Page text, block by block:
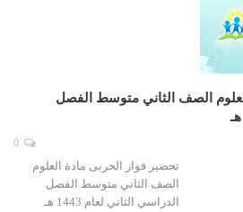
الصف الثاني متوسط الفصل
تحضير فواز الحربى مادة العلوم
الصف الثاني متوسط الفصل
الدراسي الثاني لعام 1443 هـ